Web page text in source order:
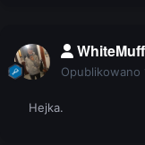
Opublikowano
Hejka.